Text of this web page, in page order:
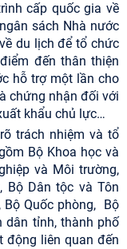
cấp quốc gia về
sách Nhà nước
du lịch để tổ chức
đến thân thiện
hỗ trợ một lần cho
chứng nhận đối với
khẩu chủ lực…
trách nhiệm và tổ
Bộ Khoa học và
và Môi trường,
Bộ Dân tộc và Tôn
Bộ Quốc phòng, Bộ
dân tỉnh, thành phố
động liên quan đến